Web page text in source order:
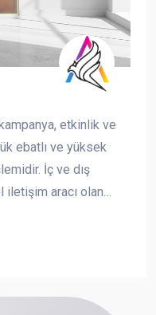
etkinlik ve
ebatlı ve yüksek
İç ve dış
aracı olan
profesyonel